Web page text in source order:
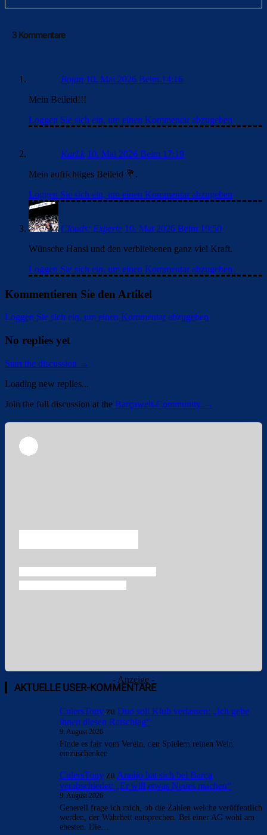
3 Kommentare
Bojan 10. Mai 2026 Beim 14:16
Mein Beileid!!!
Loggen Sie sich ein, um einen Kommentar abzugeben
Karl.k 10. Mai 2026 Beim 17:19
Mein aufrichtiges Beileid 💐.
Loggen Sie sich ein, um einen Kommentar abzugeben
Clouds: Experte 10. Mai 2026 Beim 19:50
Wünsche Hansi und den verbliebenen ganz viel Kraft.
Loggen Sie sich ein, um einen Kommentar abzugeben
Kommentieren Sie den Artikel
Loggen Sie sich ein, um einen Kommentar abzugeben
No replies yet
Start the discussion →
Loading new replies...
Join the full discussion at the Barçawelt-Community →
- Anzeige -
AKTUELLE USER-KOMMENTARE
CulersTony zu Duo soll Klub verlassen: „Ich gebe
ihnen diesen Ratschlag“
9. August 2026
Finde es fair vom Verein, den Spielern reinen Wein
einzuschenken
CulersTony zuAraújo hat sich bei Barça
verabschiedet: „Er will etwas Neues machen“
9. August 2026
Generell frage ich mich, ob die Zahlen welche veröffentlich
werden, der Wahrheit entsprechen. Bei einer AG wohl am
ehesten. Die…